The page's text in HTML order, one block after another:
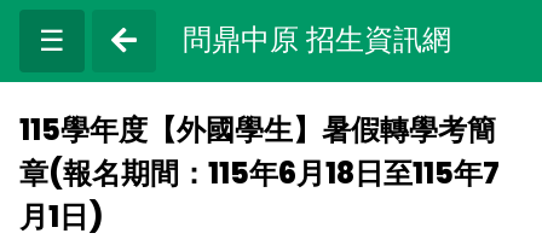
☰ 問鼎中原 招生資訊網
115學年度【外國學生】暑假轉學考簡
章(報名期間：115年6月18日至115年7
月1日)